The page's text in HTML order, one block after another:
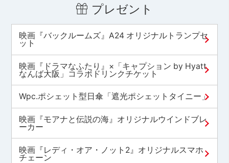
プレゼント
映画『バックルームズ』A24 オリジナルトランプセ
ット
映画『ドラマなふたり』×「キャプション by Hyatt
なんば大阪」コラボドリンクチケット
Wpc.ポシェット型日傘「遮光ポシェットタイニー」
映画『モアナと伝説の海』オリジナルウインドブレ
ーカー
映画『レディ・オア・ノット2』オリジナルスマホ
チェーン